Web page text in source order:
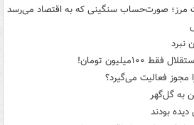
مرز؛ صورت‌حساب سنگینی که به اقتصاد می‌رسد
نبرد
تومان!
مجوز فعالیت می‌گیرد؟
به گل‌گهر
بودند